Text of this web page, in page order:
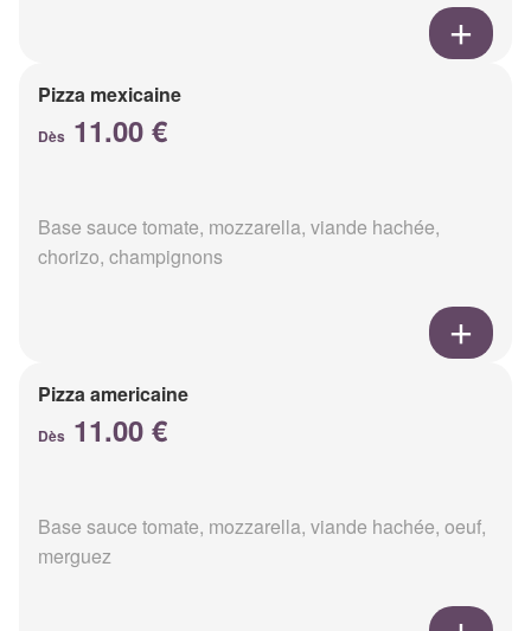
Pizza mexicaine
Dès 11.00 €
Base sauce tomate, mozzarella, viande hachée,
chorizo, champignons
Pizza americaine
Dès 11.00 €
Base sauce tomate, mozzarella, viande hachée, oeuf,
merguez